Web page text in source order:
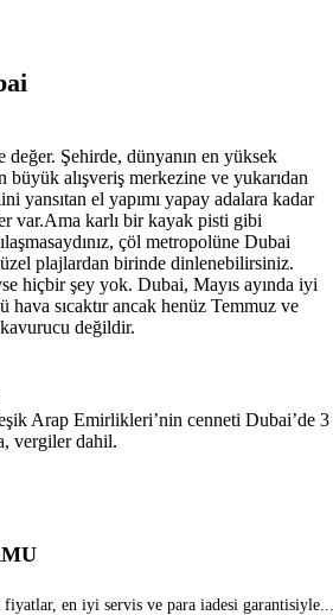
Şehirde, dünyanın en yüksek
büyük alışveriş merkezine ve yukarıdan
yansıtan el yapımı yapay adalara kadar
var.Ama karlı bir kayak pisti gibi
çöl metropolüne Dubai
plajlardan birinde dinlenebilirsiniz.
hiçbir şey yok. Dubai, Mayıs ayında iyi
hava sıcaktır ancak henüz Temmuz ve
değildir.
Arap Emirlikleri’nin cenneti Dubai’de 3
vergiler dahil.
fiyatlar, en iyi servis ve para iadesi